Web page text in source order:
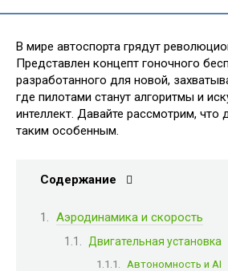
В мире автоспорта грядут
Представлен концепт гоночного
разработанного для новой,
где пилотами станут алгоритмы и
интеллект. Давайте рассмотрим, что
таким особенным.
Содержание
Аэродинамика и скорость
Двигательная установка
Автономность и AI